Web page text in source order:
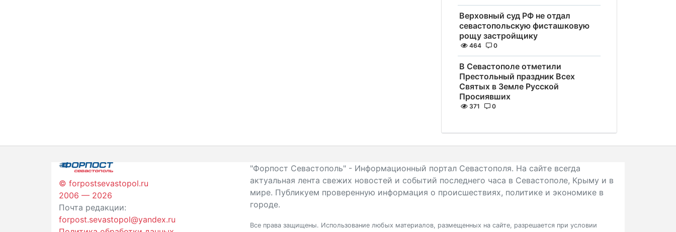
Верховный суд РФ не отдал
севастопольскую фисташковую
рощу застройщику
464 0
В Севастополе отметили
Престольный праздник Всех
Святых в Земле Русской
Просиявших
371 0
© forpostsevastopol.ru
2006 — 2026
Почта редакции:
forpost.sevastopol@yandex.ru
"Форпост Севастополь" - Информационный портал Севастополя. На сайте всегда
актуальная лента свежих новостей и событий последнего часа в Севастополе, Крыму и в
мире. Публикуем проверенную информация о происшествиях, политике и экономике в
городе.
Все права защищены. Использование любых материалов, размещенных на сайте, разрешается при условии